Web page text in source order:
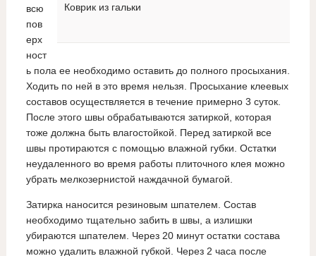
Коврик из гальки
всю
пов
ерх
ност
ь пола ее необходимо оставить до полного просыхания.
Ходить по ней в это время нельзя. Просыхание клеевых
составов осуществляется в течение примерно 3 суток.
После этого швы обрабатываются затиркой, которая
тоже должна быть влагостойкой. Перед затиркой все
швы протираются с помощью влажной губки. Остатки
неудаленного во время работы плиточного клея можно
убрать мелкозернистой наждачной бумагой.
Затирка наносится резиновым шпателем. Состав
необходимо тщательно забить в швы, а излишки
убираются шпателем. Через 20 минут остатки состава
можно удалить влажной губкой. Через 2 часа после